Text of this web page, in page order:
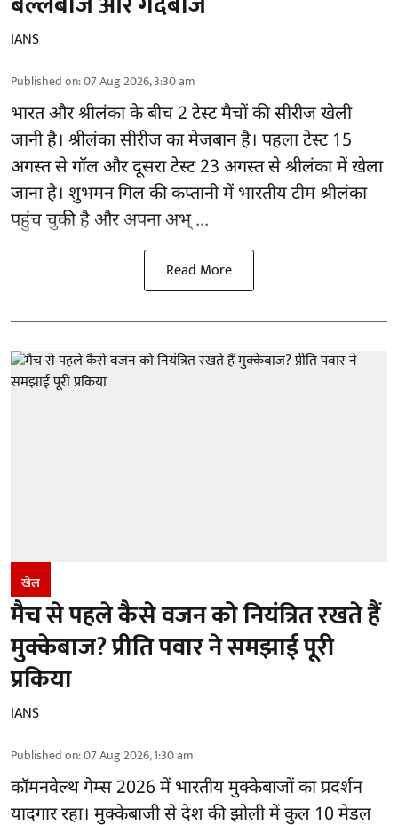
IANS
Published on:07 Aug 2026, 3:30 am
भारत और श्रीलंका के बीच 2 टेस्ट मैचोंकी सीरीज खेली
जानी है। श्रीलंका सीरीज का मेजबान है। पहला टेस्ट 15
अगस्त से गॉल और दूसरा टेस्ट 23 अगस्त से श्रीलंका में खेला
जाना है। शुभमन गिल की कप्तानी में भारतीय टीम श्रीलंका
पहुंच चुकी है और अपना अभ् ...
Read More
खेल
मैच से पहले कैसे वजन को नियंत्रित रखते हैं
मुक्केबाज? प्रीति पवार ने समझाई पूरी
प्रकिया
IANS
Published on:07 Aug 2026, 1:30 am
कॉमनवेल्थ गेम्स 2026 में भारतीय मुक्केबाजों का प्रदर्शन
यादगार रहा। मुक्केबाजी से देश की झोली में कुल 10 मेडल